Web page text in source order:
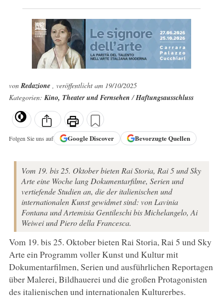
vonRedazione , veröffentlicht am 19/10/2025
Kategorien:Kino, Theater und Fernsehen/Haftungsausschluss
Folgen Sie uns auf GoogleDiscover Bevorzugte Quellen
Vom 19. bis 25. Oktober bieten Rai Storia, Rai 5 und Sky
Arte eine Woche lang Dokumentarfilme, Serien und
vertiefende Studien an, die der italienischen und
internationalen Kunst gewidmet sind: von Lavinia
Fontana und Artemisia Gentileschi bis Michelangelo, Ai
Weiwei und Piero della Francesca.
Vom 19. bis 25. Oktober bieten Rai Storia, Rai 5 und Sky
Arte ein Programm voller Kunst und Kultur mit
Dokumentarfilmen, Serien und ausführlichen Reportagen
über Malerei, Bildhauerei und die großen Protagonisten
des italienischen und internationalen Kulturerbes.